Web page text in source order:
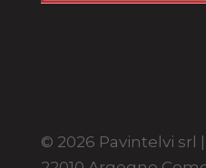
© 2026 Pavintelvi srl